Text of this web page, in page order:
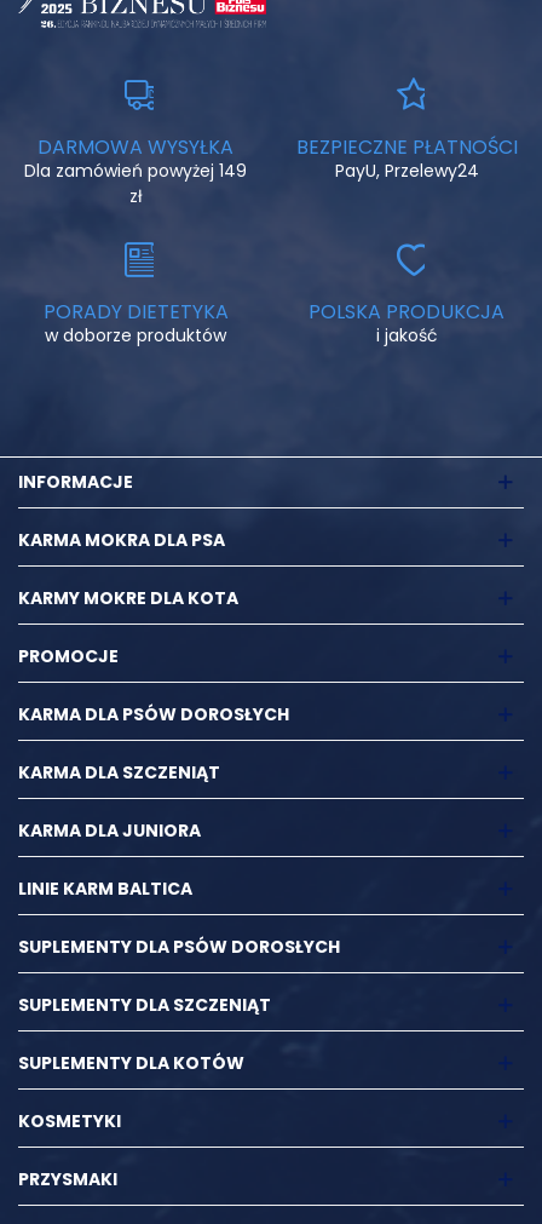
DARMOWA WYSYŁKA
Dla zamówień powyżej 149
zł
BEZPIECZNE PŁATNOŚCI
PayU, Przelewy24
PORADY DIETETYKA
w doborze produktów
POLSKA PRODUKCJA
i jakość
INFORMACJE
KARMA MOKRA DLA PSA
KARMY MOKRE DLA KOTA
PROMOCJE
KARMA DLA PSÓW DOROSŁYCH
KARMA DLA SZCZENIĄT
KARMA DLA JUNIORA
LINIE KARM BALTICA
SUPLEMENTY DLA PSÓW DOROSŁYCH
SUPLEMENTY DLA SZCZENIĄT
SUPLEMENTY DLA KOTÓW
KOSMETYKI
PRZYSMAKI